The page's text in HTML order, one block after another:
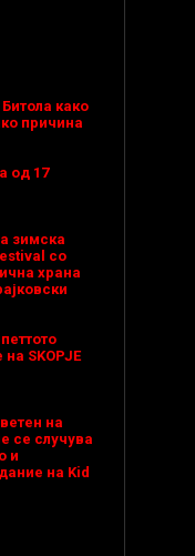
како
причина
од 17
зимска
со
храна
на SKOPJE
на
се случува
и
на Kid